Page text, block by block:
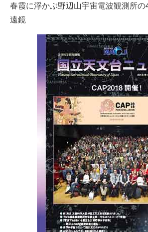
春霞に浮かぶ野辺山宇宙電波観測所
遠鏡